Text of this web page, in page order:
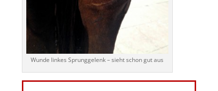
Wunde linkes Sprunggelenk – sieht schon gut aus